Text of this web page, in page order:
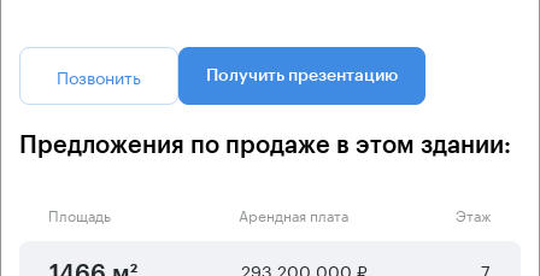
Позвонить Получить презентацию
Предложения по продаже в этом здании:
Площадь Арендная плата Этаж
293 200 000 ₽ 7